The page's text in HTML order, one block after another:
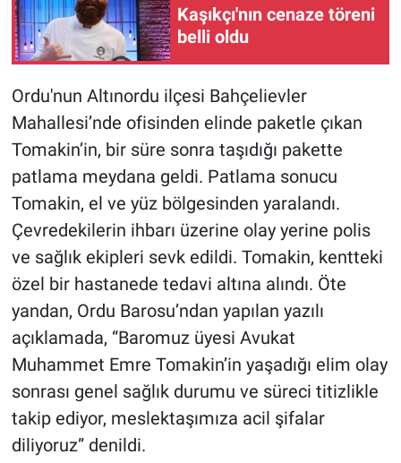
Kaşıkçı'nın cenaze töreni
belli oldu
Ordu'nun Altınordu ilçesi Bahçelievler
Mahallesi’nde ofisinden elinde paketle çıkan
Tomakin’in, bir süre sonra taşıdığı pakette
patlama meydana geldi. Patlama sonucu
Tomakin, el ve yüz bölgesinden yaralandı.
Çevredekilerin ihbarı üzerine olay yerine polis
ve sağlık ekipleri sevk edildi. Tomakin, kentteki
özel bir hastanede tedavi altına alındı. Öte
yandan, Ordu Barosu’ndan yapılan yazılı
açıklamada, “Baromuz üyesi Avukat
Muhammet Emre Tomakin’in yaşadığı elim olay
sonrası genel sağlık durumu ve süreci titizlikle
takip ediyor, meslektaşımıza acil şifalar
diliyoruz” denildi.
Gündem Özel
Günün görüntüsü
Haber
İlan
Kimdir
Koronavirüs
Kültür Sanat
Ne demişti
Nedir
Popüler